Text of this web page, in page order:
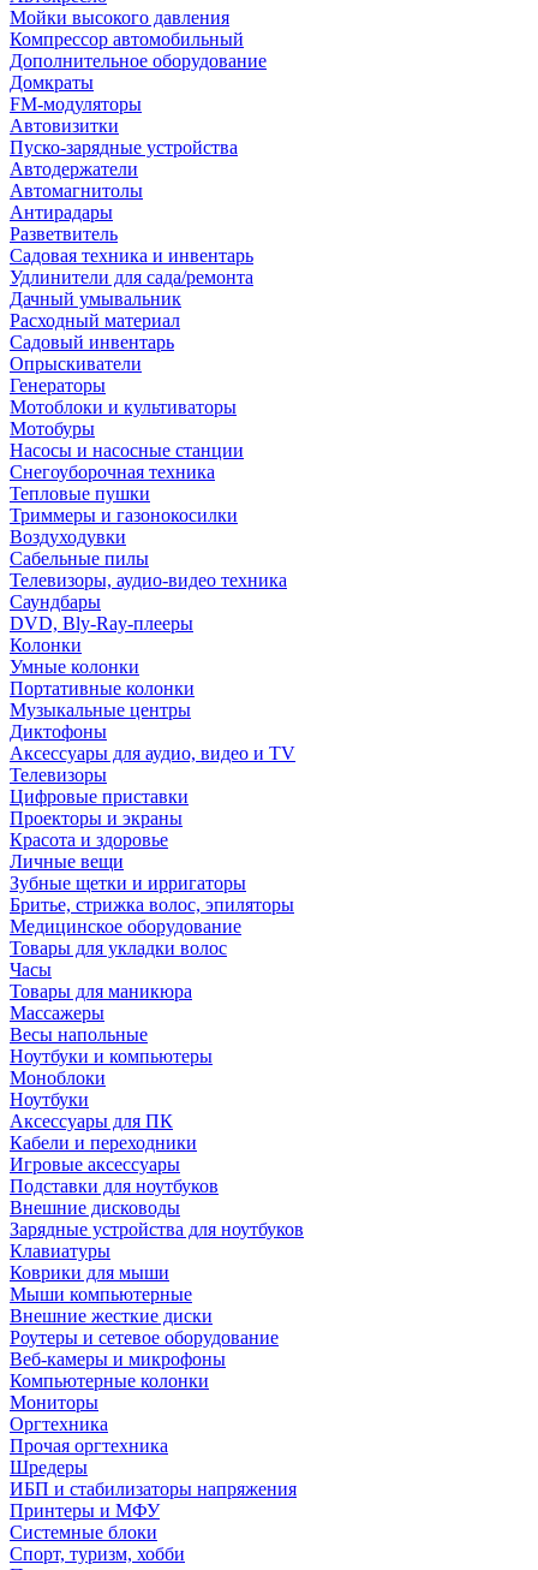
Мойки высокого давления
Компрессор автомобильный
Дополнительное оборудование
Домкраты
FM-модуляторы
Автовизитки
Пуско-зарядные устройства
Автодержатели
Автомагнитолы
Антирадары
Разветвитель
Садовая техника и инвентарь
Удлинители для сада/ремонта
Дачный умывальник
Расходный материал
Садовый инвентарь
Опрыскиватели
Генераторы
Мотоблоки и культиваторы
Мотобуры
Насосы и насосные станции
Снегоуборочная техника
Тепловые пушки
Триммеры и газонокосилки
Воздуходувки
Сабельные пилы
Телевизоры, аудио-видео техника
Саундбары
DVD, Bly-Ray-плееры
Колонки
Умные колонки
Портативные колонки
Музыкальные центры
Диктофоны
Аксессуары для аудио, видео и TV
Телевизоры
Цифровые приставки
Проекторы и экраны
Красота и здоровье
Личные вещи
Зубные щетки и ирригаторы
Бритье, стрижка волос, эпиляторы
Медицинское оборудование
Товары для укладки волос
Часы
Товары для маникюра
Массажеры
Весы напольные
Ноутбуки и компьютеры
Моноблоки
Ноутбуки
Аксессуары для ПК
Кабели и переходники
Игровые аксессуары
Подставки для ноутбуков
Внешние дисководы
Зарядные устройства для ноутбуков
Клавиатуры
Коврики для мыши
Мыши компьютерные
Внешние жесткие диски
Роутеры и сетевое оборудование
Веб-камеры и микрофоны
Компьютерные колонки
Мониторы
Оргтехника
Прочая оргтехника
Шредеры
ИБП и стабилизаторы напряжения
Принтеры и МФУ
Системные блоки
Спорт, туризм, хобби